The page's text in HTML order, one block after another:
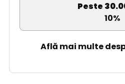
Peste
10%
Află mai multe